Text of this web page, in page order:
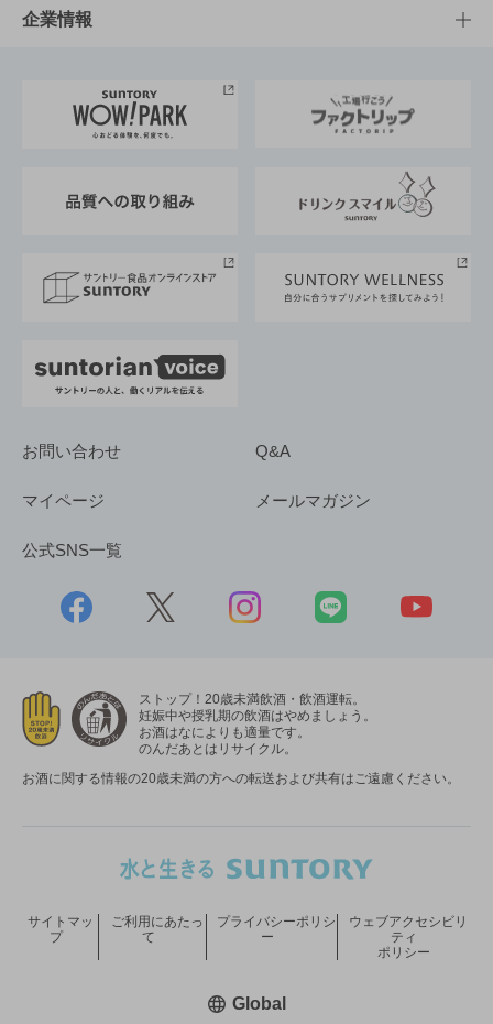
栄養成分一覧
工場見学
地域情報
サントリーホール
サントリーサンバーズ大阪
サステナビリティTOP
サントリーが考えるサステナビリティ経営
企業情報
企業概要
採用情報
お問い合わせ Q&A
マイページ メールマガジン
公式SNS一覧
ストップ！20歳未満飲酒・飲酒運転。
妊娠中や授乳期の飲酒はやめましょう。
お酒はなによりも適量です。
のんだあとはリサイクル。
お酒に関する情報の20歳未満の方への転送および共有はご遠慮ください。
サイトマッ
プ
ご利用にあたっ
て
プライバシーポリシ
ー
ウェブアクセシビリ
ティ
ポリシー
Global新しいウィンドウで開く